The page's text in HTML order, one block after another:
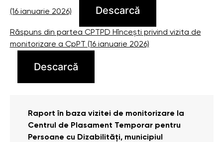
(16 ianuarie 2026) Descarcă
Răspuns din partea CPTPD Hîncești privind vizita de
monitorizare a CpPT (16 ianuarie 2026)
Descarcă
Raport în baza vizitei de monitorizare la
Centrul de Plasament Temporar pentru
Persoane cu Dizabilități, municipiul